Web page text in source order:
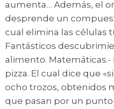
aumenta… Además, el
desprende un
cual elimina las células
Fantásticos
alimento. Matemáticas.-
pizza. El cual dice que
ocho trozos, obtenidos
que pasan por un